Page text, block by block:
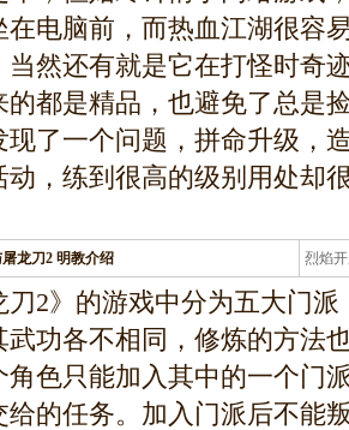
在电脑前，而热血江湖很容
当然还有就是它在打怪时奇
的都是精品，也避免了总是
了一个问题，拼命升级，
动，练到很高的级别用处却
龙刀2 明教介绍 烈焰
龙
刀2》的游戏中分为五大门
武功各不相同，修炼的方法
角色只能加入其中的一个门
给的任务。加入门派后不能